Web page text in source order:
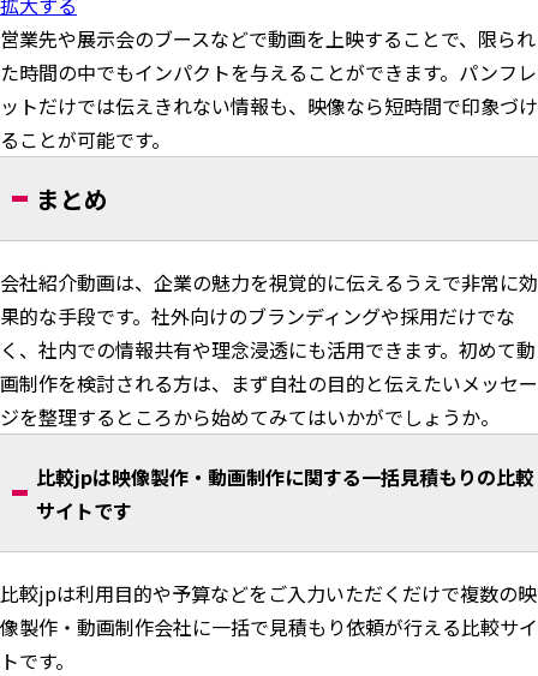
営業先や展示会のブースなどで動画を上映することで、限られ
た時間の中でもインパクトを与えることができます。パンフレ
ットだけでは伝えきれない情報も、映像なら短時間で印象づけ
ることが可能です。
まとめ
会社紹介動画は、企業の魅力を視覚的に伝えるうえで非常に効
果的な手段です。社外向けのブランディングや採用だけでな
く、社内での情報共有や理念浸透にも活用できます。初めて動
画制作を検討される方は、まず自社の目的と伝えたいメッセー
ジを整理するところから始めてみてはいかがでしょうか。
比較jpは映像製作・動画制作に関する一括見積もりの比較
サイトです
比較jpは利用目的や予算などをご入力いただくだけで複数の映
像製作・動画制作会社に一括で見積もり依頼が行える比較サイ
トです。